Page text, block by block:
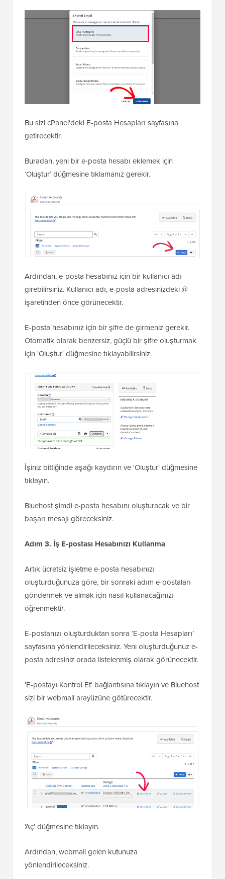
Bu sizi cPanel'deki E-posta Hesapları sayfasına
getirecektir.
Buradan, yeni bir e-posta hesabı eklemek için
‘Oluştur’ düğmesine tıklamanız gerekir.
Ardından, e-posta hesabınız için bir kullanıcı adı
girebilirsiniz. Kullanıcı adı, e-posta adresinizdeki @
işaretinden önce görünecektir.
E-posta hesabınız için bir şifre de girmeniz gerekir.
Otomatik olarak benzersiz, güçlü bir şifre oluşturmak
için 'Oluştur' düğmesine tıklayabilirsiniz.
İşiniz bittiğinde aşağı kaydırın ve 'Oluştur' düğmesine
tıklayın.
Bluehost şimdi e-posta hesabını oluşturacak ve bir
başarı mesajı göreceksiniz.
Adım 3. İş E-postası Hesabınızı Kullanma
Artık ücretsiz işletme e-posta hesabınızı
oluşturduğunuza göre, bir sonraki adım e-postaları
göndermek ve almak için nasıl kullanacağınızı
öğrenmektir.
E-postanızı oluşturduktan sonra ‘E-posta Hesapları’
sayfasına yönlendirileceksiniz. Yeni oluşturduğunuz e-
posta adresiniz orada listelenmiş olarak görünecektir.
'E-postayı Kontrol Et' bağlantısına tıklayın ve Bluehost
sizi bir webmail arayüzüne götürecektir.
'Aç' düğmesine tıklayın.
Ardından, webmail gelen kutunuza
yönlendirileceksiniz.